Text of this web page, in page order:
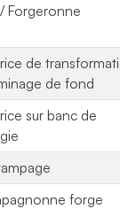
Forgeronne
de
de fond
sur banc de
forge